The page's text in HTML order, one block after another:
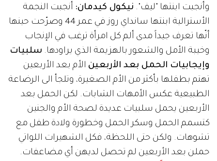
وأنجبت ابنتها "ليف". نيكول كيدمان: أنجبت النجمة
الأسترالية ابنتها سانداي روز في عمر 44 وصرّحت حينها
أنّها تعرف جيداً مدى ألم كل امرأة ترغب في الإنجاب
وخيبة الأمل والشعور بالهزيمة الذي يراودها. سلبيات
وإيجابيات الحمل بعد الأربعين الأم بعد الأربعين
تهتم بطفلها بأكثر من الأم الصغيرة، وتلجأ الى الرضاعة
الطبيعية عكس الأمهات الشابات. لكن الحمل بعد
الأربعين يحمل سلبيات عديدة لصحة الأم والجنين
كتسمم الحمل وسكر الحمل وخطورة ولادة طفل مع
تشوهات. ولكن حتى اللحظة، فكل الشهيرات اللواتي
حملن بعد الأربعين لم تحصل لديهن أي مضاعفات.